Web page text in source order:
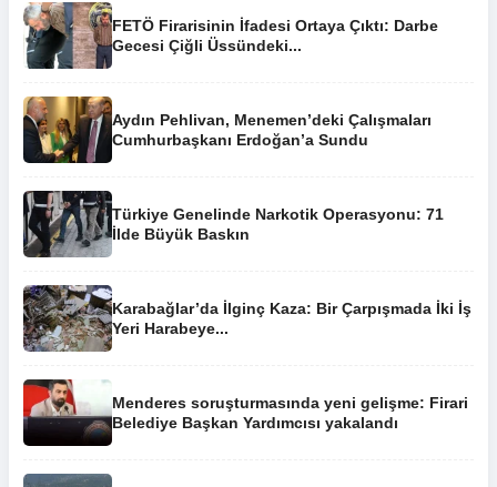
FETÖ Firarisinin İfadesi Ortaya Çıktı: Darbe
Gecesi Çiğli Üssündeki...
Aydın Pehlivan, Menemen’deki Çalışmaları
Cumhurbaşkanı Erdoğan’a Sundu
Türkiye Genelinde Narkotik Operasyonu: 71
İlde Büyük Baskın
Karabağlar’da İlginç Kaza: Bir Çarpışmada İki İş
Yeri Harabeye...
Menderes soruşturmasında yeni gelişme: Firari
Belediye Başkan Yardımcısı yakalandı